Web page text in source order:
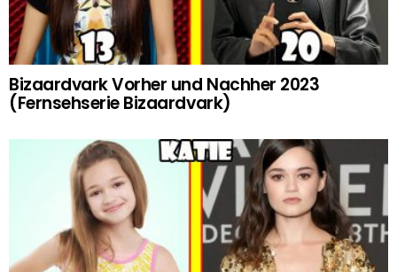
Bizaardvark Vorher und Nachher 2023
(Fernsehserie Bizaardvark)